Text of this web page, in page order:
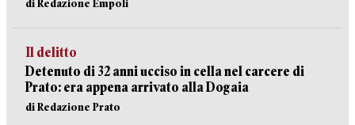
di Redazione Empoli
Il delitto
Detenuto di 32 anni ucciso in cella nel carcere di
Prato: era appena arrivato alla Dogaia
di Redazione Prato